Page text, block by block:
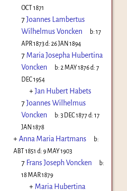
OCT 1871
7Joannes Lambertus
Wilhelmus Voncken
b:17
APR 1873d: 26 JAN 1894
7 Maria Josepha Hubertina
Voncken
b:2 MAY 1876d:7
DEC 1954
+Jan Hubert Habets
7Joannes Wilhelmus
Voncken
b:3 DEC 1877d:17
JAN 1878
+Anna Maria Hartmans
b:
ABT 1851 d: 9 MAY 1903
7 Frans Joseph Voncken
b:
18 MAR 1879
+ Maria Hubertina